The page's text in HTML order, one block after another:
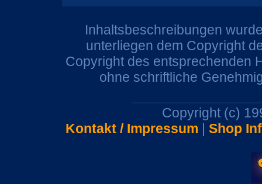
Inhaltsbeschreibungen
unterliegen dem Copyright
Copyright des entsprechenden
ohne schriftliche
Copyright (c)
Kontakt / Impressum | Shop